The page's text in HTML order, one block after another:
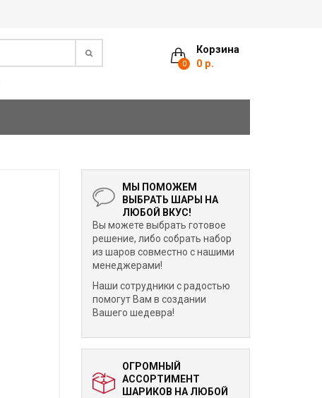
Корзина
0 0 р.
МЫ ПОМОЖЕМ
ВЫБРАТЬ ШАРЫ НА
ЛЮБОЙ ВКУС!
Вы можете выбрать готовое
решение, либо собрать набор
из шаров совместно с нашими
менеджерами!
Наши сотрудники с радостью
помогут Вам в создании
Вашего шедевра!
ОГРОМНЫЙ
АССОРТИМЕНТ
ШАРИКОВ НА ЛЮБОЙ